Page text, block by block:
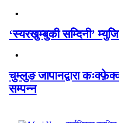
‘स्यरखुम्बुकी सम्दिनी’
चुम्लुङ जापानद्वारा
सम्पन्न